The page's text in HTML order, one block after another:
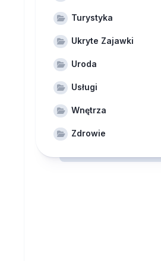
Turystyka
Ukryte Zajawki
Uroda
Usługi
Wnętrza
Zdrowie